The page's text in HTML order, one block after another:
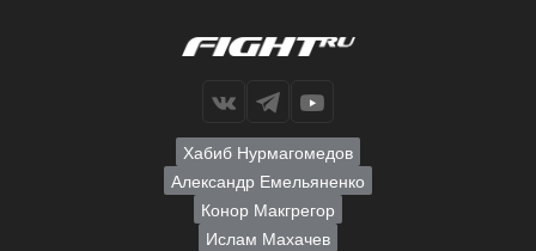
Хабиб Нурмагомедов
Александр Емельяненко
Конор Макгрегор
Ислам Махачев